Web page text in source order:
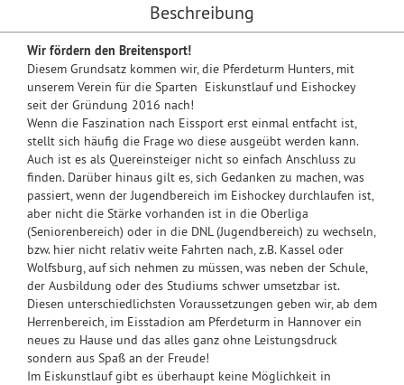
Beschreibung
Wir fördern den Breitensport!
Diesem Grundsatz kommen wir, die Pferdeturm Hunters, mit
unserem Verein für die Sparten Eiskunstlauf und Eishockey
seit der Gründung 2016 nach!
Wenn die Faszination nach Eissport erst einmal entfacht ist,
stellt sich häufig die Frage wo diese ausgeübt werden kann.
Auch ist es als Quereinsteiger nicht so einfach Anschluss zu
finden. Darüber hinaus gilt es, sich Gedanken zu machen, was
passiert, wenn der Jugendbereich im Eishockey durchlaufen ist,
aber nicht die Stärke vorhanden ist in die Oberliga
(Seniorenbereich) oder in die DNL (Jugendbereich) zu wechseln,
bzw. hier nicht relativ weite Fahrten nach, z.B. Kassel oder
Wolfsburg, auf sich nehmen zu müssen, was neben der Schule,
der Ausbildung oder des Studiums schwer umsetzbar ist.
Diesen unterschiedlichsten Voraussetzungen geben wir, ab dem
Herrenbereich, im Eisstadion am Pferdeturm in Hannover ein
neues zu Hause und das alles ganz ohne Leistungsdruck
sondern aus Spaß an der Freude!
Im Eiskunstlauf gibt es überhaupt keine Möglichkeit in